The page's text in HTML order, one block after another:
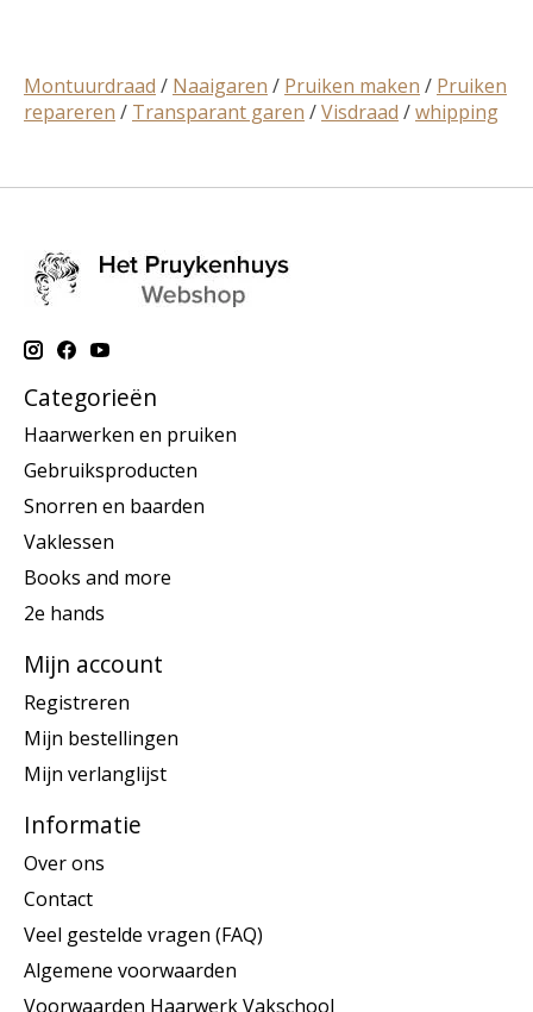
Montuurdraad / Naaigaren / Pruiken maken / Pruiken
repareren / Transparant garen /Visdraad /whipping
Categorieën
Haarwerken en pruiken
Gebruiksproducten
Snorren en baarden
Vaklessen
Books and more
2e hands
Mijn account
Registreren
Mijn bestellingen
Mijn verlanglijst
Informatie
Over ons
Contact
Veel gestelde vragen (FAQ)
Algemene voorwaarden
Voorwaarden Haarwerk Vakschool